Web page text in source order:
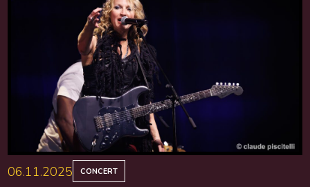
06.11.2025 CONCERT